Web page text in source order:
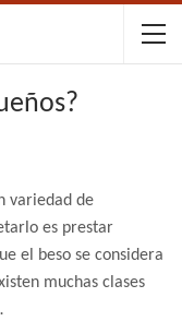
variedad de
es prestar
el beso se considera
muchas clases